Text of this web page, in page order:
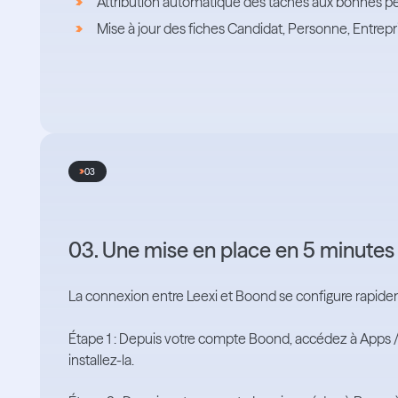
Mise à jour des fiches Candidat, Personne,
03
03. Une mise en place en 5 minutes
La connexion entre Leexi et Boond se configure
Étape 1 : Depuis votre compte Boond, accédez à
installez-la.